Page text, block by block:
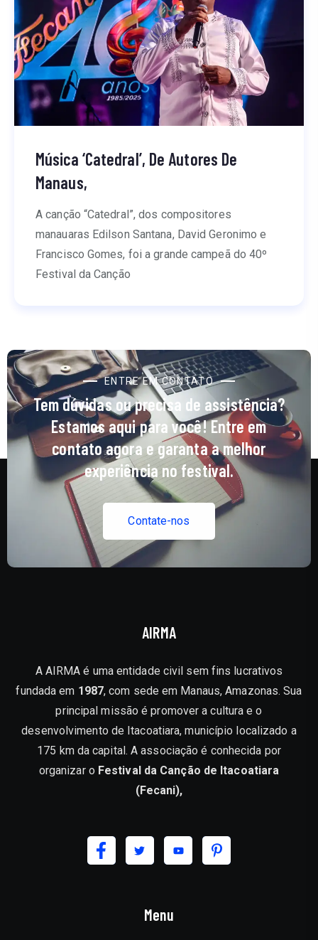
Música ‘Catedral’, De Autores De
Manaus,
A canção “Catedral”, dos compositores
manauaras Edilson Santana, David Geronimo e
Francisco Gomes, foi a grande campeã do 40º
Festival da Canção
ENTRE EM CONTATO
Tem dúvidas ou precisa de assistência?
Estamos aqui para você! Entre em
contato agora e garanta a melhor
experiência no festival.
Contate-nos
AIRMA
A AIRMA é uma entidade civil sem fins lucrativos
fundada em 1987, com sede em Manaus, Amazonas. Sua
principal missão é promover a cultura e o
desenvolvimento de Itacoatiara, município localizado a
175 km da capital. A associação é conhecida por
organizar o Festival da Canção de Itacoatiara
(Fecani),
Menu